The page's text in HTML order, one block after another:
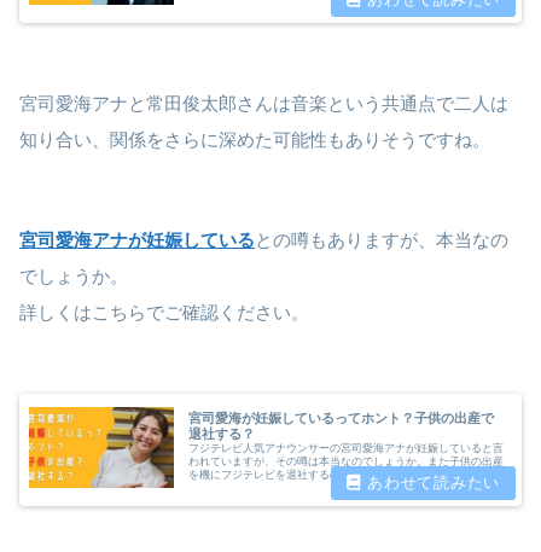
について徹底調査したいと思います。
宮司愛海アナと常田俊太郎さんは音楽という共通点で二人は
知り合い、関係をさらに深めた可能性もありそうですね。
宮司愛海アナが妊娠しているとの噂もありますが、本当なの
でしょうか。
詳しくはこちらでご確認ください。
宮司愛海が妊娠しているってホント？子供の出産で
退社する？
フジテレビ人気アナウンサーの宮司愛海アナが妊娠していると言
われていますが、その噂は本当なのでしょうか。また子供の出産
を機にフジテレビを退社するのではとも言われています。宮司愛
海アナの妊娠や退社の可能性について調査しました。